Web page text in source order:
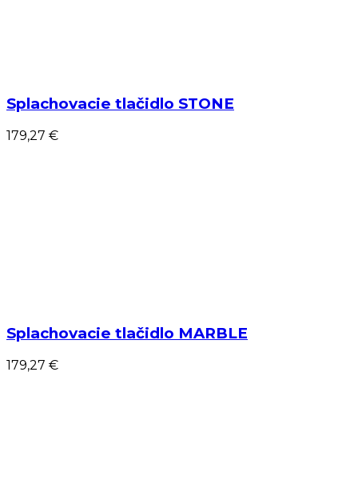
Splachovacie tlačidlo STONE
179,27 €
Splachovacie tlačidlo MARBLE
179,27 €